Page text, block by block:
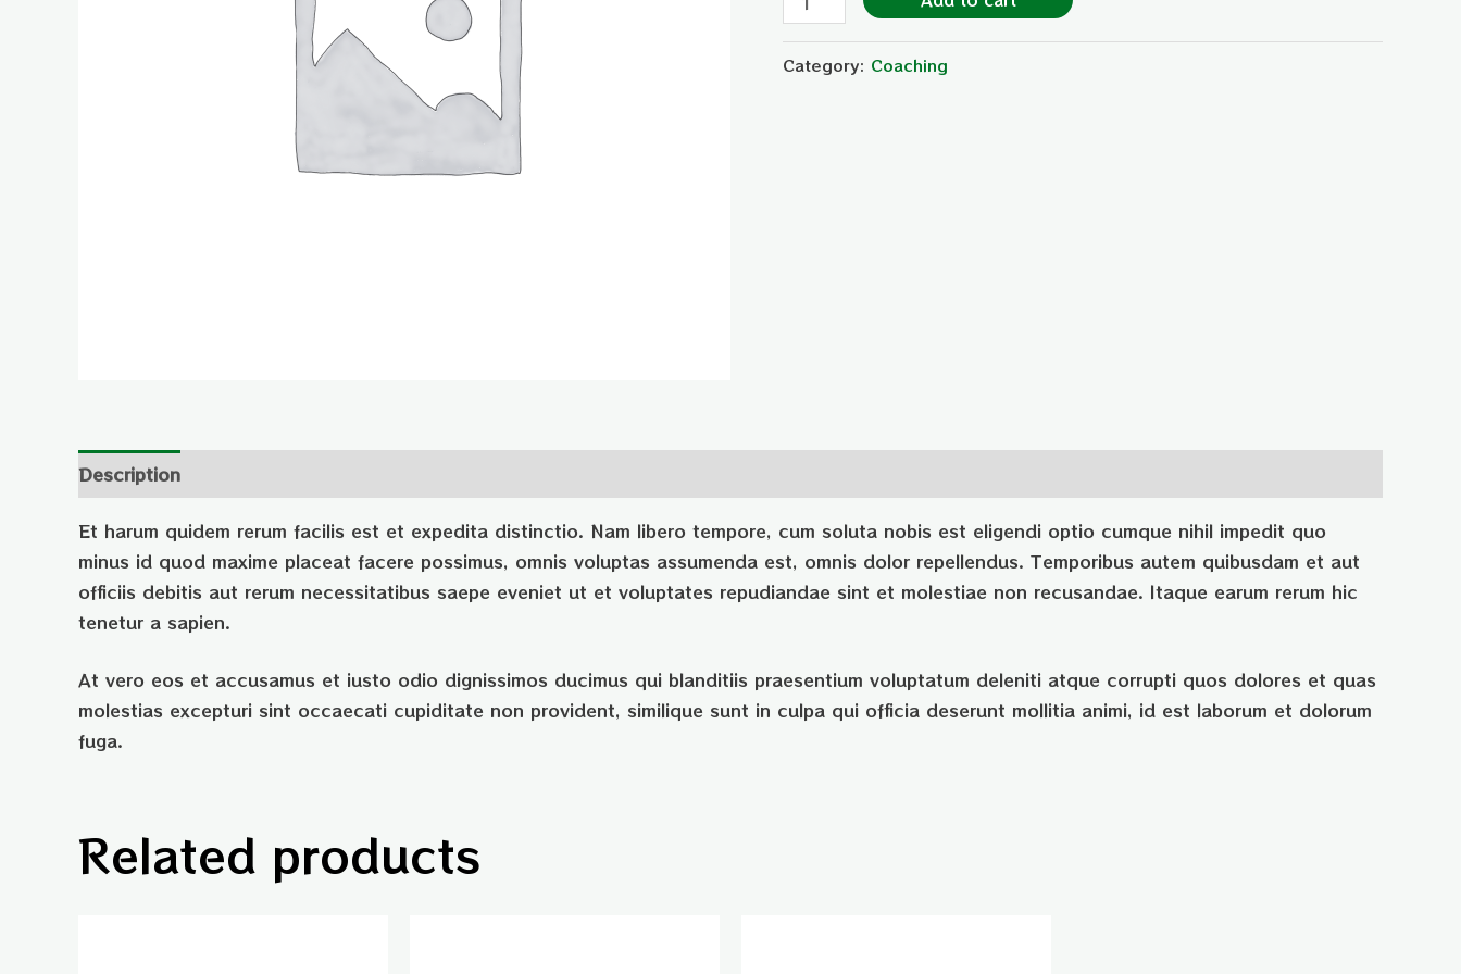
Category: Coaching
Description
Et harum quidem rerum facilis est et expedita distinctio. Nam libero tempore, cum soluta nobis est eligendi optio cumque nihil impedit quo
minus id quod maxime placeat facere possimus, omnis voluptas assumenda est, omnis dolor repellendus. Temporibus autem quibusdam et aut
officiis debitis aut rerum necessitatibus saepe eveniet ut et voluptates repudiandae sint et molestiae non recusandae. Itaque earum rerum hic
tenetur a sapien.
At vero eos et accusamus et iusto odio dignissimos ducimus qui blanditiis praesentium voluptatum deleniti atque corrupti quos dolores et quas
molestias excepturi sint occaecati cupiditate non provident, similique sunt in culpa qui officia deserunt mollitia animi, id est laborum et dolorum
fuga.
Related products